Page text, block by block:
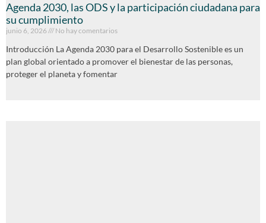
Agenda 2030, las ODS y la participación ciudadana para
su cumplimiento
junio 6, 2026 No hay comentarios
Introducción La Agenda 2030 para el Desarrollo Sostenible es un
plan global orientado a promover el bienestar de las personas,
proteger el planeta y fomentar